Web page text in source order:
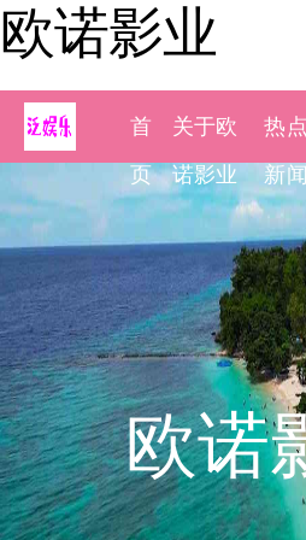
欧诺影业
首
页
关于欧
诺影业
热点
新闻
欧诺